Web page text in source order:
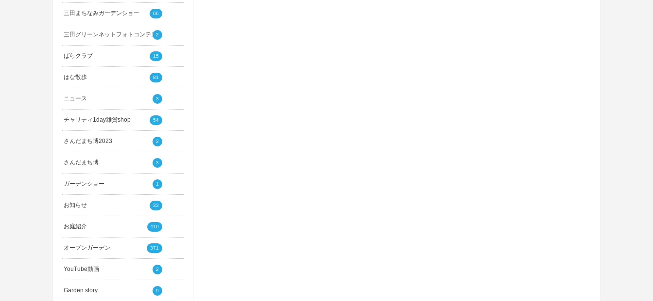
三田まちなみガーデンショー 66
三田グリーンネットフォトコンテスト
2
ばらクラブ 15
はな散歩 81
ニュース 3
チャリティ1day雑貨shop 54
さんだまち博2023 2
さんだまち博 3
ガーデンショー 1
お知らせ 33
お庭紹介 110
オープンガーデン 371
YouTube動画 2
Garden story 9